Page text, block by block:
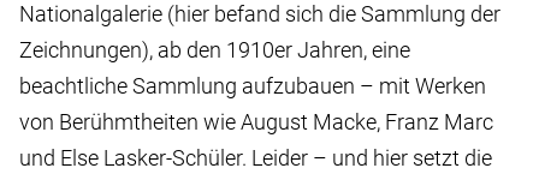
Nationalgalerie (hier befand sich die Sammlung der
Zeichnungen), ab den 1910er Jahren, eine
beachtliche Sammlung aufzubauen – mit Werken
von Berühmtheiten wie August Macke, Franz Marc
und Else Lasker-Schüler. Leider – und hier setzt die